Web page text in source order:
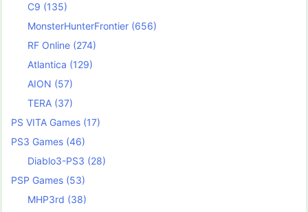
C9 (135)
MonsterHunterFrontier (656)
RF Online (274)
Atlantica (129)
AION (57)
TERA (37)
PS VITA Games (17)
PS3 Games (46)
Diablo3-PS3 (28)
PSP Games (53)
MHP3rd (38)